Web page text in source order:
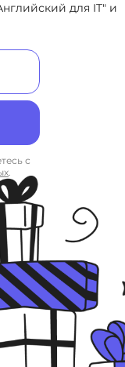
для IT" и
с
и